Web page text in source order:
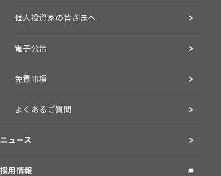
個人投資家の皆さまへ
電子公告
免責事項
よくあるご質問
ニュース
採用情報